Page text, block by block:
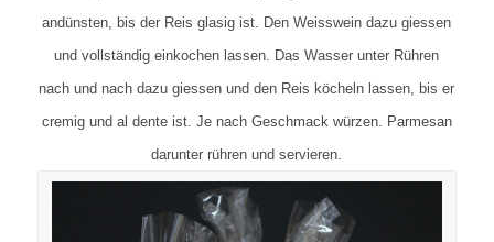
andünsten, bis der Reis glasig ist. Den Weisswein dazu giessen
und vollständig einkochen lassen. Das Wasser unter Rühren
nach und nach dazu giessen und den Reis köcheln lassen, bis er
cremig und al dente ist. Je nach Geschmack würzen. Parmesan
darunter rühren und servieren.